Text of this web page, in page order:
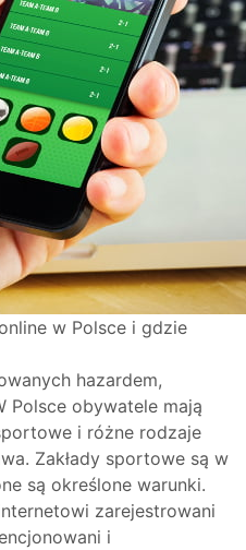
w Polsce i gdzie
hazardem,
Polsce obywatele mają
i różne rodzaje
Zakłady sportowe są w
są określone warunki.
zarejestrowani
i